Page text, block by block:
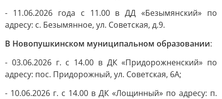
- 11.06.2026 года с 11.00 в ДД «Безымянский» по
адресу: с. Безымянное, ул. Советская, д.9.
В Новопушкинском муниципальном образовании:
- 03.06.2026 г. с 14.00 в ДК «Придорожненский» по
адресу: пос. Придорожный, ул. Советская, 6А;
- 10.06.2026 г. с 14.00 в ДК «Лощинный» по адресу: п.